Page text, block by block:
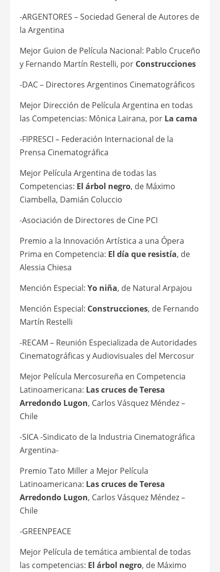
-ARGENTORES – Sociedad General de Autores de
la Argentina
Mejor Guion de Película Nacional: Pablo Cruceño
y Fernando Martín Restelli, por Construcciones
-DAC – Directores Argentinos Cinematográficos
Mejor Dirección de Película Argentina en todas
las Competencias: Mónica Lairana, por La cama
-FIPRESCI – Federación Internacional de la
Prensa Cinematográfica
Mejor Película Argentina de todas las
Competencias: El árbol negro, de Máximo
Ciambella, Damián Coluccio
-Asociación de Directores de Cine PCI
Premio a la Innovación Artística a una Ópera
Prima en Competencia: El día que resistía, de
Alessia Chiesa
Mención Especial: Yo niña, de Natural Arpajou
Mención Especial: Construcciones, de Fernando
Martín Restelli
-RECAM – Reunión Especializada de Autoridades
Cinematográficas y Audiovisuales del Mercosur
Mejor Película Mercosureña en Competencia
Latinoamericana: Las cruces de Teresa
Arredondo Lugon, Carlos Vásquez Méndez –
Chile
-SICA -Sindicato de la Industria Cinematográfica
Argentina-
Premio Tato Miller a Mejor Película
Latinoamericana: Las cruces de Teresa
Arredondo Lugon, Carlos Vásquez Méndez –
Chile
-GREENPEACE
Mejor Película de temática ambiental de todas
las competencias: El árbol negro, de Máximo